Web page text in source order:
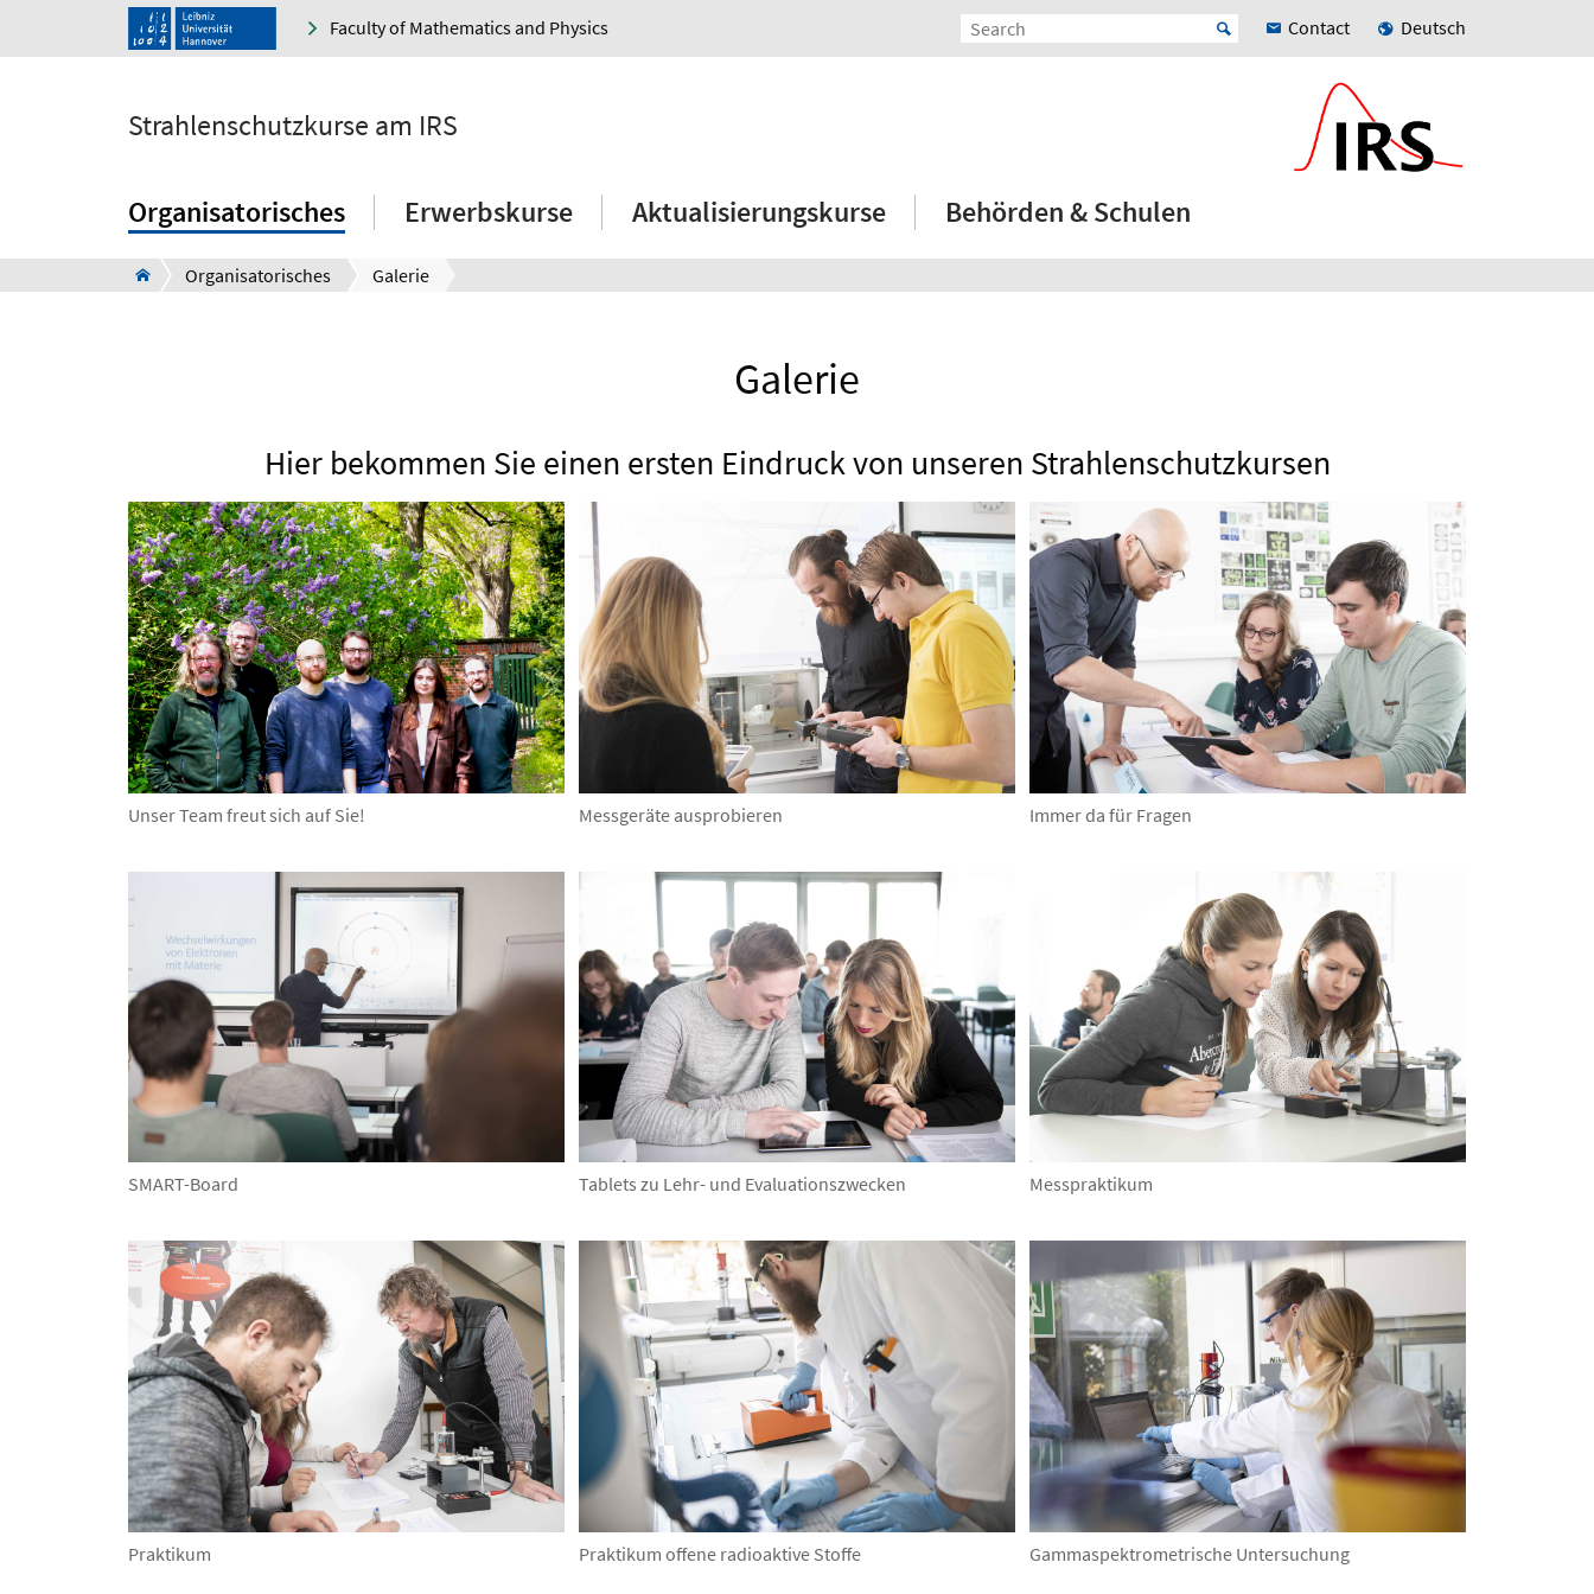
Faculty of Mathematics and Physics Contact Deutsch
Strahlenschutzkurse am IRS
Organisatorisches Erwerbskurse Aktualisierungskurse Behörden & Schulen
Organisatorisches Galerie
Galerie
Hier bekommen Sie einen ersten Eindruck von unseren Strahlenschutzkursen
Unser Team freut sich auf Sie! Messgeräte ausprobieren Immer da für Fragen
SMART-Board Tablets zu Lehr- und Evaluationszwecken Messpraktikum
Praktikum Praktikum offene radioaktive Stoffe Gammaspektrometrische Untersuchung